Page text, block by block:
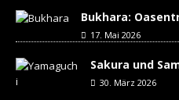
Bukhara:
17. Mai 2026
Sakura und
30. März 2026